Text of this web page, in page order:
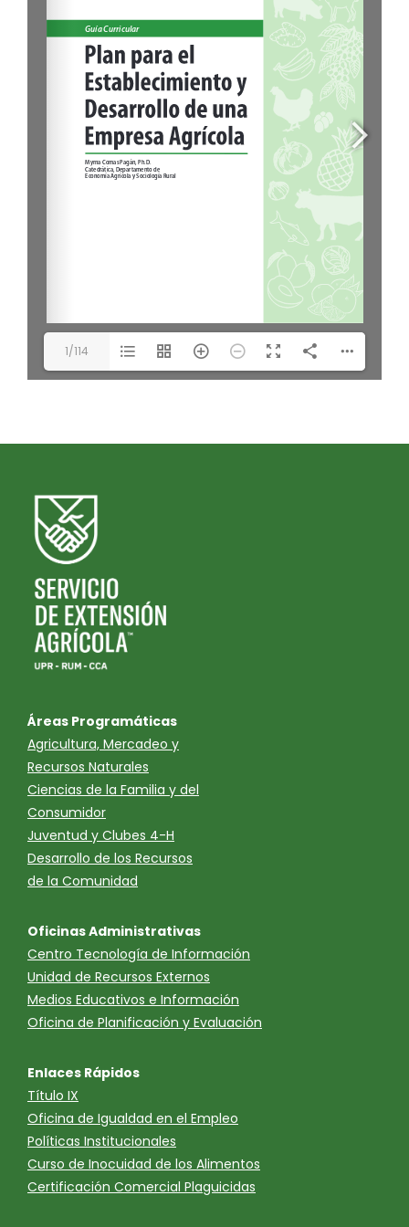
1/114
Áreas Programáticas
Agricultura, Mercadeo y
Recursos Naturales
Ciencias de la Familia y del
Consumidor
Juventud y Clubes 4-H
Desarrollo de los Recursos
de la Comunidad
Oficinas Administrativas
Centro Tecnología de Información
Unidad de Recursos Externos
Medios Educativos e Información
Oficina de Planificación y Evaluación
Enlaces Rápidos
Título IX
Oficina de Igualdad en el Empleo
Políticas Institucionales
Curso de Inocuidad de los Alimentos
Certificación Comercial Plaguicidas